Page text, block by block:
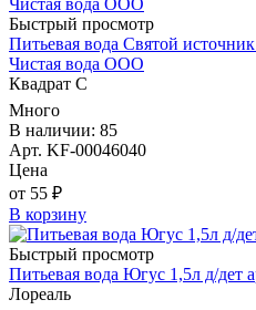
Быстрый просмотр
Питьевая вода Святой
Чистая вода ООО
Квадрат С
Много
В наличии: 85
Арт. KF-00046040
Цена
от 55 ₽
В корзину
Быстрый просмотр
Питьевая вода Югус 1,5л д/
Лореаль